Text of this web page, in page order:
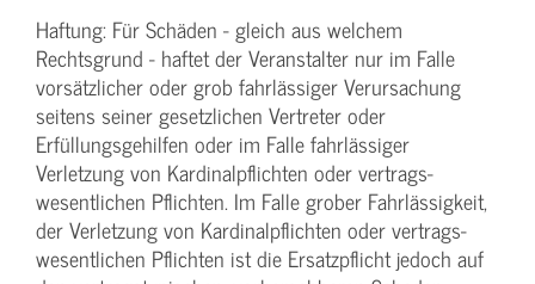
Haftung: Für Schäden - gleich aus welchem
Rechtsgrund - haftet der Veranstalter nur im Falle
vorsätzlicher oder grob fahrlässiger Verursachung
seitens seiner gesetzlichen Vertreter oder
Erfüllungsgehilfen oder im Falle fahrlässiger
Verletzung von Kardinalpflichten oder vertrags­
wesentlichen Pflichten. Im Falle grober Fahrlässigkeit,
der Verletzung von Kardinalpflichten oder vertrags­
wesentlichen Pflichten ist die Ersatzpflicht jedoch auf